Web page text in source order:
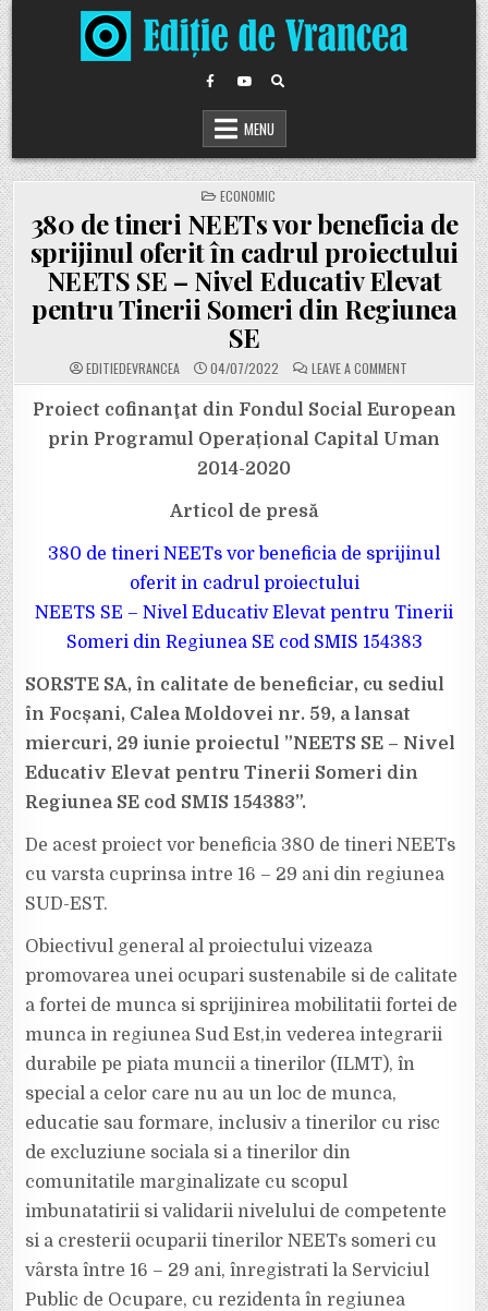
Skip
to
content
MENU
POSTED
IN
ECONOMIC
380 de tineri NEETs vor beneficia de
sprijinul oferit în cadrul proiectului
NEETS SE – Nivel Educativ Elevat
pentru Tinerii Someri din Regiunea
SE
EDITIEDEVRANCEA 04/07/2022 LEAVE A COMMENT
380
TINERI
NEETS
VOR
BENEFICIA
SE
–
ELEVAT
PENTRU
SOMERI
SE
Proiect cofinanţat din Fondul Social European
prin Programul Operațional Capital Uman
2014-2020
Articol de presă
380 de tineri NEETs vor beneficia de sprijinul
oferit in cadrul proiectului
NEETS SE – Nivel Educativ Elevat pentru Tinerii
Someri din Regiunea SE cod SMIS 154383
SORSTE SA, în calitate de beneficiar, cu sediul
în Focșani, Calea Moldovei nr. 59, a lansat
miercuri, 29 iunie proiectul ”NEETS SE – Nivel
Educativ Elevat pentru Tinerii Someri din
Regiunea SE cod SMIS 154383”.
De acest proiect vor beneficia 380 de tineri NEETs
cu varsta cuprinsa intre 16 – 29 ani din regiunea
SUD-EST.
Obiectivul general al proiectului vizeaza
promovarea unei ocupari sustenabile si de calitate
a fortei de munca si sprijinirea mobilitatii fortei de
munca in regiunea Sud Est,in vederea integrarii
durabile pe piata muncii a tinerilor (ILMT), în
special a celor care nu au un loc de munca,
educatie sau formare, inclusiv a tinerilor cu risc
de excluziune sociala si a tinerilor din
comunitatile marginalizate cu scopul
imbunatatirii si validarii nivelului de competente
si a cresterii ocuparii tinerilor NEETs someri cu
vârsta între 16 – 29 ani, înregistrati la Serviciul
Public de Ocupare, cu rezidenta în regiunea